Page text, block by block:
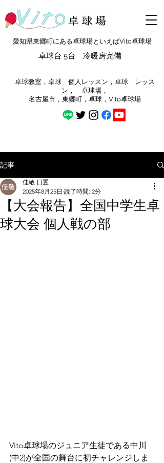
愛知県東郷町にある卓球場といえばVito卓球場
卓球台 5台 冷暖房完備
​卓球教室，卓球 個人レッスン，卓球 レッス
ン， 卓球場，
​名古屋市，東郷町，卓球，Vito卓球場
記事
【大会報告】全国中学生卓
球大会 個人戦の部
佳敬 日置
2025年8月25日 読了時間: 2分
Vito卓球場のジュニア生徒である中川
(中2)が全国の舞台に初チャレンジしま